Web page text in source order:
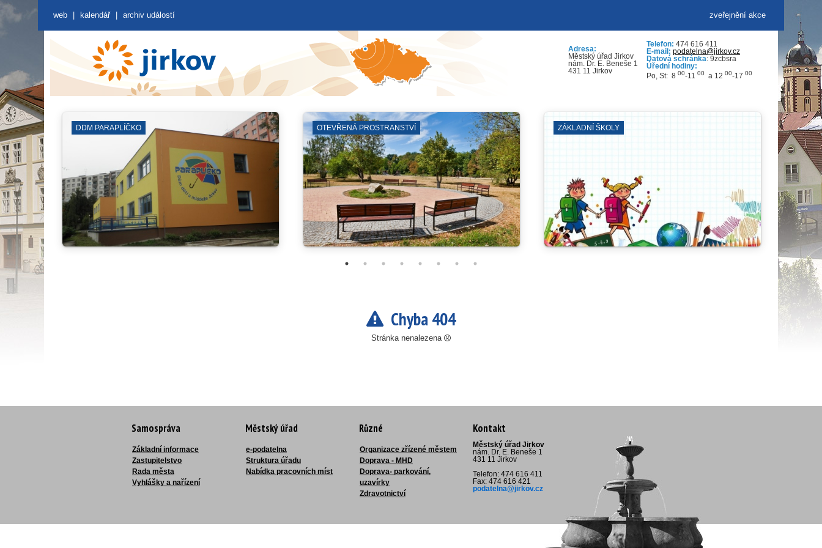
zveřejnění akce
web kalendář archiv událostí
Adresa:
Městský úřad Jirkov
nám. Dr. E. Beneše 1
431 11 Jirkov
Telefon: 474 616 411
E-mail: podatelna@jirkov.cz
Datová schránka: 9zcbsra
Úřední hodiny:
Po, St: 8 00-11 00 a 12 00-17 00
OTEVŘENÁ PROSTRANSTVÍ ZÁKLADNÍ ŠKOLY
Chyba 404
Stránka nenalezena
Samospráva
Základní informace
Zastupitelstvo
Rada města
Vyhlášky a nařízení
Městský úřad
e-podatelna
Struktura úřadu
Nabídka pracovních míst
Různé
Organizace zřízené městem
Doprava - MHD
Doprava- parkování,
uzavírky
Zdravotnictví
Kontakt
Městský úřad Jirkov
nám. Dr. E. Beneše 1
431 11 Jirkov
Telefon: 474 616 411
Fax: 474 616 421
podatelna@jirkov.cz